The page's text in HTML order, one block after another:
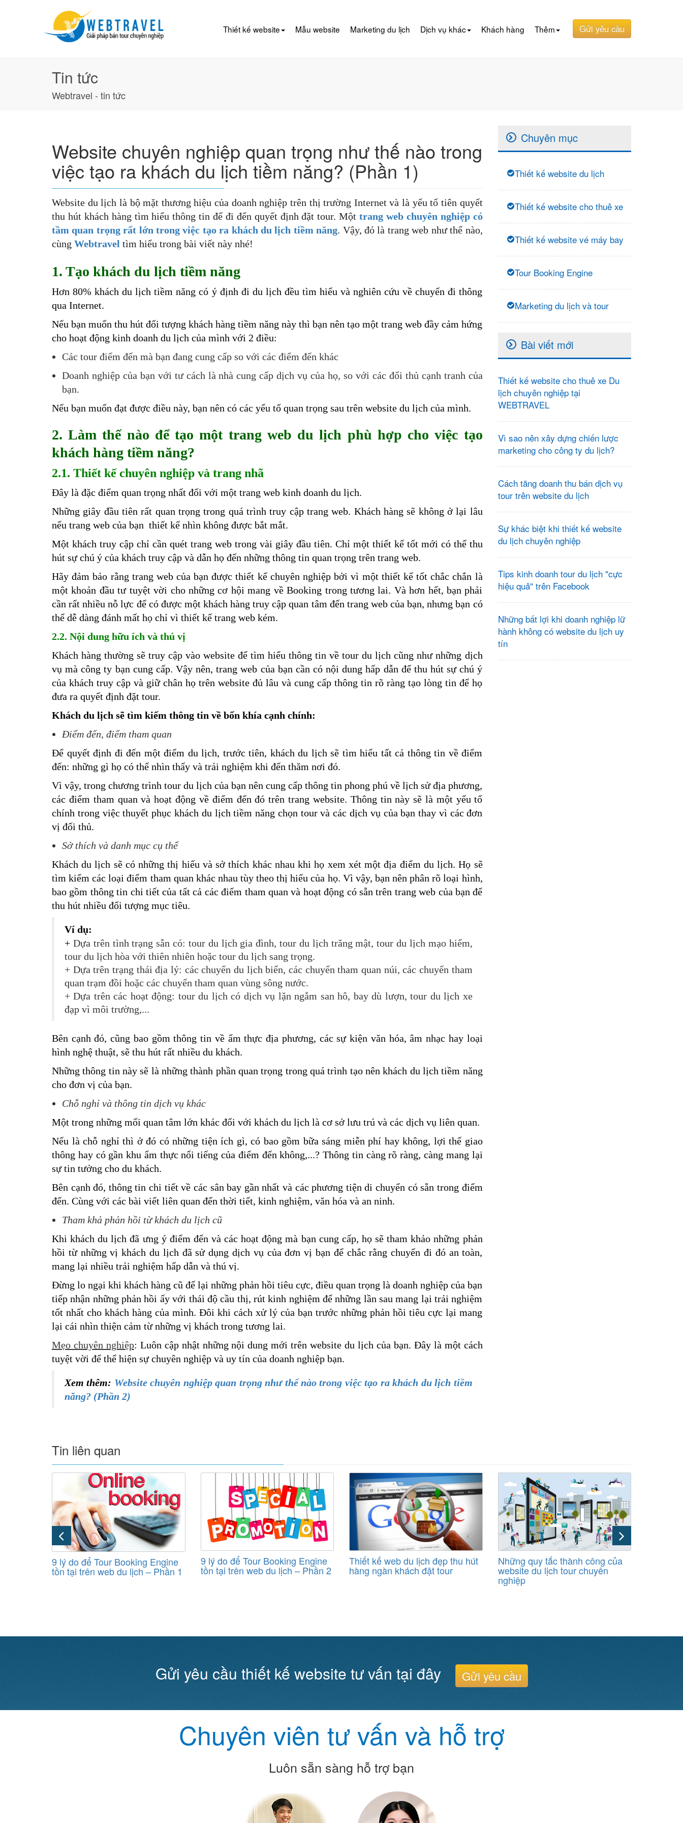
Gửi yêu cầu
Thiết kế website Mẫu website Marketing du lịch Dịch vụ khác Khách hàng Thêm
Tin tức
Webtravel - tin tức
Website chuyên nghiệp quan trọng như thế nào trong
việc tạo ra khách du lịch tiềm năng? (Phần 1)
Website du lịch là bộ mặt thương hiệu của doanh nghiệp trên thị trường Internet và là yếu tố tiên quyết
thu hút khách hàng tìm hiểu thông tin để đi đến quyết định đặt tour. Một trang web chuyên nghiệp có
tầm quan trọng rất lớn trong việc tạo ra khách du lịch tiềm năng. Vậy, đó là trang web như thế nào,
cùng Webtravel tìm hiểu trong bài viết này nhé!
1. Tạo khách du lịch tiềm năng
Hơn 80% khách du lịch tiềm năng có ý định đi du lịch đều tìm hiểu và nghiên cứu về chuyến đi thông
qua Internet.
Nếu bạn muốn thu hút đối tượng khách hàng tiềm năng này thì bạn nên tạo một trang web đầy cảm hứng
cho hoạt động kinh doanh du lịch của mình với 2 điều:
Các tour điểm đến mà bạn đang cung cấp so với các điểm đến khác
Doanh nghiệp của bạn với tư cách là nhà cung cấp dịch vụ của họ, so với các đối thủ cạnh tranh của
bạn.
Nếu bạn muốn đạt được điều này, bạn nên có các yếu tố quan trọng sau trên website du lịch của mình.
2. Làm thế nào để tạo một trang web du lịch phù hợp cho việc tạo
khách hàng tiềm năng?
2.1. Thiết kế chuyên nghiệp và trang nhã
Đây là đặc điểm quan trọng nhất đối với một trang web kinh doanh du lịch.
Những giây đầu tiên rất quan trọng trong quá trình truy cập trang web. Khách hàng sẽ không ở lại lâu
nếu trang web của bạn thiết kế nhìn không được bắt mắt.
Một khách truy cập chỉ cần quét trang web trong vài giây đầu tiên. Chỉ một thiết kế tốt mới có thể thu
hút sự chú ý của khách truy cập và dẫn họ đến những thông tin quan trọng trên trang web.
Hãy đảm bảo rằng trang web của bạn được thiết kế chuyên nghiệp bởi vì một thiết kế tốt chắc chắn là
một khoản đầu tư tuyệt vời cho những cơ hội mang về Booking trong tương lai. Và hơn hết, bạn phải
cần rất nhiều nỗ lực để có được một khách hàng truy cập quan tâm đến trang web của bạn, nhưng bạn có
thể dễ dàng đánh mất họ chỉ vì thiết kế trang web kém.
2.2. Nội dung hữu ích và thú vị
Khách hàng thường sẽ truy cập vào website để tìm hiểu thông tin về tour du lịch cũng như những dịch
vụ mà công ty bạn cung cấp. Vậy nên, trang web của bạn cần có nội dung hấp dẫn để thu hút sự chú ý
của khách truy cập và giữ chân họ trên website đủ lâu và cung cấp thông tin rõ ràng tạo lòng tin để họ
đưa ra quyết định đặt tour.
Khách du lịch sẽ tìm kiếm thông tin về bốn khía cạnh chính:
Điểm đến, điểm tham quan
Để quyết định đi đến một điểm du lịch, trước tiên, khách du lịch sẽ tìm hiểu tất cả thông tin về điểm
đến: những gì họ có thể nhìn thấy và trải nghiệm khi đến thăm nơi đó.
Vì vậy, trong chương trình tour du lịch của bạn nên cung cấp thông tin phong phú về lịch sử địa phương,
các điểm tham quan và hoạt động về điểm đến đó trên trang website. Thông tin này sẽ là một yếu tố
chính trong việc thuyết phục khách du lịch tiềm năng chọn tour và các dịch vụ của bạn thay vì các đơn
vị đối thủ.
Sở thích và danh mục cụ thể
Khách du lịch sẽ có những thị hiếu và sở thích khác nhau khi họ xem xét một địa điểm du lịch. Họ sẽ
tìm kiếm các loại điểm tham quan khác nhau tùy theo thị hiếu của họ. Vì vậy, bạn nên phân rõ loại hình,
bao gồm thông tin chi tiết của tất cả các điểm tham quan và hoạt động có sẵn trên trang web của bạn để
thu hút nhiều đối tượng mục tiêu.
Ví dụ:
+ Dựa trên tình trạng sẵn có: tour du lịch gia đình, tour du lịch trăng mật, tour du lịch mạo hiểm,
tour du lịch hòa với thiên nhiên hoặc tour du lịch sang trọng.
+ Dựa trên trạng thái địa lý: các chuyến du lịch biển, các chuyến tham quan núi, các chuyến tham
quan trạm đồi hoặc các chuyến tham quan vùng sông nước.
+ Dựa trên các hoạt động: tour du lịch có dịch vụ lặn ngắm san hô, bay dù lượn, tour du lịch xe
đạp vì môi trường,...
Bên cạnh đó, cũng bao gồm thông tin về ẩm thực địa phương, các sự kiện văn hóa, âm nhạc hay loại
hình nghệ thuật, sẽ thu hút rất nhiều du khách.
Những thông tin này sẽ là những thành phần quan trọng trong quá trình tạo nên khách du lịch tiềm năng
cho đơn vị của bạn.
Chỗ nghỉ và thông tin dịch vụ khác
Một trong những mối quan tâm lớn khác đối với khách du lịch là cơ sở lưu trú và các dịch vụ liên quan.
Nếu là chỗ nghỉ thì ở đó có những tiện ích gì, có bao gồm bữa sáng miễn phí hay không, lợi thế giao
thông hay có gần khu ẩm thực nổi tiếng của điểm đến không,...? Thông tin càng rõ ràng, càng mang lại
sự tin tưởng cho du khách.
Bên cạnh đó, thông tin chi tiết về các sân bay gần nhất và các phương tiện di chuyển có sẵn trong điểm
đến. Cùng với các bài viết liên quan đến thời tiết, kinh nghiệm, văn hóa và an ninh.
Tham khả phản hồi từ khách du lịch cũ
Khi khách du lịch đã ưng ý điểm đến và các hoạt động mà bạn cung cấp, họ sẽ tham khảo những phản
hồi từ những vị khách du lịch đã sử dụng dịch vụ của đơn vị bạn để chắc rằng chuyến đi đó an toàn,
mang lại nhiều trải nghiệm hấp dẫn và thú vị.
Đừng lo ngại khi khách hàng cũ để lại những phản hồi tiêu cực, điều quan trọng là doanh nghiệp của bạn
tiếp nhận những phản hồi ấy với thái độ cầu thị, rút kinh nghiệm để những lần sau mang lại trải nghiệm
tốt nhất cho khách hàng của mình. Đôi khi cách xử lý của bạn trước những phản hồi tiêu cực lại mang
lại cái nhìn thiện cảm từ những vị khách trong tương lai.
Mẹo chuyên nghiệp: Luôn cập nhật những nội dung mới trên website du lịch của bạn. Đây là một cách
tuyệt vời để thể hiện sự chuyên nghiệp và uy tín của doanh nghiệp bạn.
Xem thêm: Website chuyên nghiệp quan trọng như thế nào trong việc tạo ra khách du lịch tiềm
năng? (Phần 2)
Chuyên mục
Thiết kế website du lịch
Thiết kế website cho thuê xe
Thiết kế website vé máy bay
Tour Booking Engine
Marketing du lịch và tour
Bài viết mới
Thiết kế website cho thuê xe Du
lịch chuyên nghiệp tại
WEBTRAVEL
Vì sao nên xây dựng chiến lược
marketing cho công ty du lịch?
Cách tăng doanh thu bán dịch vụ
tour trên website du lịch
Sự khác biệt khi thiết kế website
du lịch chuyên nghiệp
Tips kinh doanh tour du lịch "cực
hiệu quả" trên Facebook
Những bất lợi khi doanh nghiệp lữ
hành không có website du lịch uy
tín
Tin liên quan
9 lý do để Tour Booking Engine
tồn tại trên web du lịch – Phần 1
9 lý do để Tour Booking Engine
tồn tại trên web du lịch – Phần 2
Thiết kế web du lịch đẹp thu hút
hàng ngàn khách đặt tour
Những quy tắc thành công của
website du lịch tour chuyên
nghiệp
Gửi yêu cầu thiết kế website tư vấn tại đây Gửi yêu cầu
Chuyên viên tư vấn và hỗ trợ
Luôn sẵn sàng hỗ trợ bạn